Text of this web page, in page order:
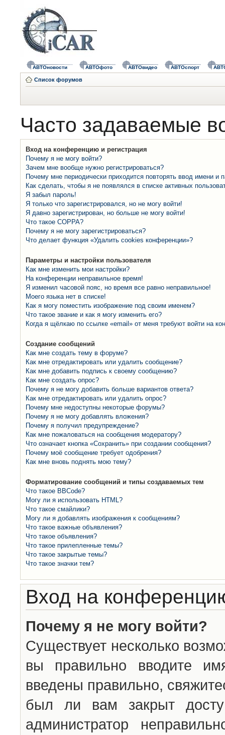
АВТОновости АВТОфото АВТОвидео АВТОспорт
Список форумов
Часто задаваемые
Вход на конференцию и регистрация
Почему я не могу войти?
Зачем мне вообще нужно регистрироваться?
Почему мне периодически приходится повторять ввод имени и
Как сделать, чтобы я не появлялся в списке активных
Я забыл пароль!
Я только что зарегистрировался, но не могу войти!
Я давно зарегистрирован, но больше не могу войти!
Что такое COPPA?
Почему я не могу зарегистрироваться?
Что делает функция «Удалить cookies конференции»?
Параметры и настройки пользователя
Как мне изменить мои настройки?
На конференции неправильное время!
Я изменил часовой пояс, но время все равно неправильное!
Моего языка нет в списке!
Как я могу поместить изображение под своим именем?
Что такое звание и как я могу изменить его?
Когда я щёлкаю по ссылке «email» от меня требуют войти на
Создание сообщений
Как мне создать тему в форуме?
Как мне отредактировать или удалить сообщение?
Как мне добавить подпись к своему сообщению?
Как мне создать опрос?
Почему я не могу добавить больше вариантов ответа?
Как мне отредактировать или удалить опрос?
Почему мне недоступны некоторые форумы?
Почему я не могу добавлять вложения?
Почему я получил предупреждение?
Как мне пожаловаться на сообщения модератору?
Что означает кнопка «Сохранить» при создании сообщения?
Почему моё сообщение требует одобрения?
Как мне вновь поднять мою тему?
Форматирование сообщений и типы создаваемых тем
Что такое BBCode?
Могу ли я использовать HTML?
Что такое смайлики?
Могу ли я добавлять изображения к сообщениям?
Что такое важные объявления?
Что такое объявления?
Что такое прилепленные темы?
Что такое закрытые темы?
Что такое значки тем?
Вход на
Почему я не могу войти?
Существует несколько
вы правильно вводите
введены правильно,
был ли вам закрыт
администратор